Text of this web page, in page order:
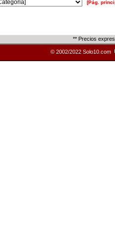
[Pág.
** Precios
© 2002/2022 Solo10.com